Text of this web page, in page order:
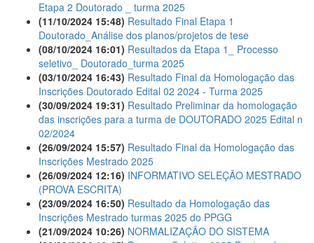
Etapa 2 Doutorado _ turma 2025
(11/10/2024 15:48) Resultado Final Etapa 1
Doutorado_Análise dos planos/projetos de tese
(08/10/2024 16:01) Resultados da Etapa 1_ Processo
seletivo_ Doutorado_turma 2025
(03/10/2024 16:43) Resultado Final da Homologação das
Inscrições Doutorado Edital 02 2024 - Turma 2025
(30/09/2024 19:31) Resultado Preliminar da homologação
das inscrições para a turma de DOUTORADO 2025 Edital n
02/2024
(26/09/2024 15:57) Resultado Final da Homologação das
Inscrições Mestrado 2025
(26/09/2024 12:16) INFORMATIVO SELEÇÃO MESTRADO
(PROVA ESCRITA)
(23/09/2024 16:50) Resultado da Homologação das
Inscrições Mestrado turmas 2025 do PPGG
(21/09/2024 10:26) NORMALIZAÇÃO DO SISTEMA